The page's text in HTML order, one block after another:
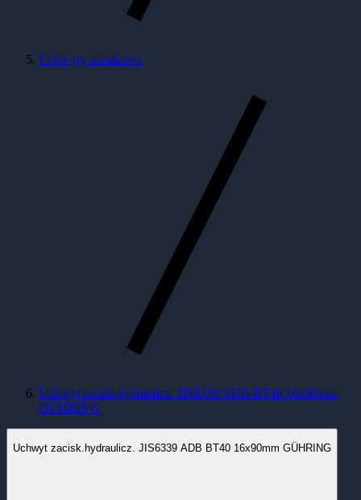
Uchwyty zaciskowe
Uchwyt zacisk.hydraulicz. JIS6339 ADB BT40 16x90mm
GÜHRING
Uchwyt zacisk.hydraulicz. JIS6339 ADB BT40 16x90mm GÜHRING